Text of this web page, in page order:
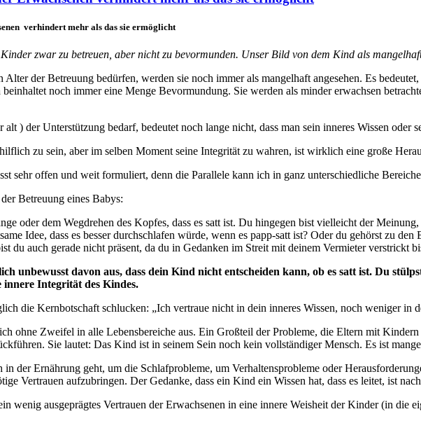
verhindert mehr als das sie ermöglicht
zwar zu betreuen, aber nicht zu bevormunden. Unser Bild von dem Kind als
der Betreuung bedürfen, werden sie noch immer als mangelhaft angesehen. Es
noch immer eine Menge Bevormundung. Sie werden als minder erwachsen
) der Unterstützung bedarf, bedeutet noch lange nicht, dass man sein inneres Wissen oder
zu sein, aber im selben Moment seine Integrität zu wahren, ist wirklich eine große
sehr offen und weit formuliert, denn die Parallele kann ich in ganz unterschiedliche
Betreuung eines Babys:
oder dem Wegdrehen des Kopfes, dass es satt ist. Du hingegen bist vielleicht der Meinung,
Idee, dass es besser durchschlafen würde, wenn es papp-satt ist? Oder du gehörst zu
du auch gerade nicht präsent, da du in Gedanken im Streit mit deinem Vermieter verstrickt
unbewusst davon aus, dass dein Kind nicht entscheiden kann, ob es satt ist. Du
innere Integrität des Kindes.
die Kernbotschaft schlucken: „Ich vertraue nicht in dein inneres Wissen, noch weniger in
ohne Zweifel in alle Lebensbereiche aus. Ein Großteil der Probleme, die Eltern mit
Sie lautet: Das Kind ist in seinem Sein noch kein vollständiger Mensch. Es ist
in der Ernährung geht, um die Schlafprobleme, um Verhaltensprobleme oder
Vertrauen aufzubringen. Der Gedanke, dass ein Kind ein Wissen hat, dass es leitet, ist
wenig ausgeprägtes Vertrauen der Erwachsenen in eine innere Weisheit der Kinder (in die